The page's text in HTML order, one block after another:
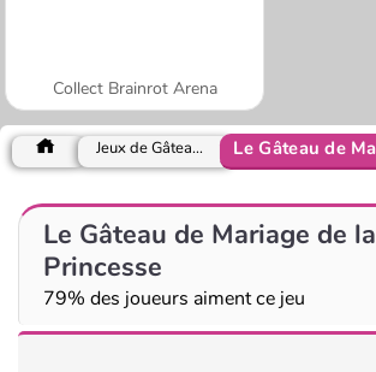
Collect Brainrot Arena
Jeux de Gâteaux
Le Gâteau de Mariage de la
Princesse
79% des joueurs aiment ce jeu